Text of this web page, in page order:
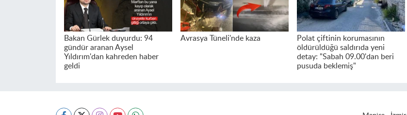
Bakan Gürlek duyurdu: 94
gündür aranan Aysel
Yıldırım'dan kahreden haber
geldi
Avrasya Tüneli'nde kaza
Polat çiftinin korumasının
öldürüldüğü saldırıda yeni
detay: "Sabah 09.00'dan beri
pusuda beklemiş"